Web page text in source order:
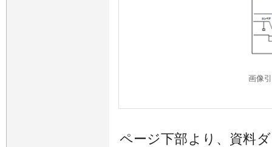
画像
ページ下部より、資料